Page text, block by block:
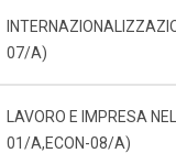
07/A)
LAVORO E IMPRESA
01/A,ECON-08/A)